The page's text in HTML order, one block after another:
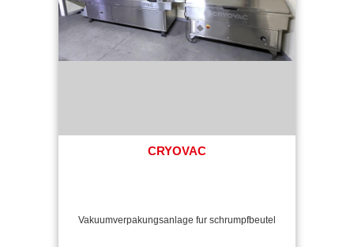
CRYOVAC
Vakuumverpakungsanlage fur schrumpfbeutel